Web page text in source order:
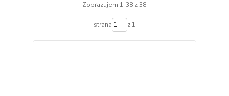
Zobrazujem 1-38 z 38
strana z 1